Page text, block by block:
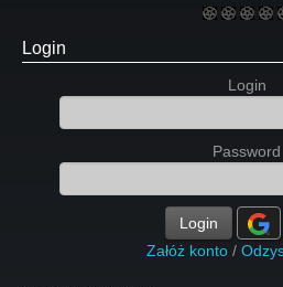
Login
Login
Password
Login
Załóż konto /